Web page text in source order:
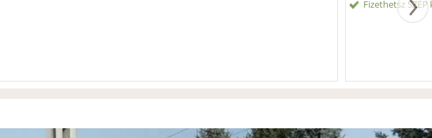
Fizethetsz